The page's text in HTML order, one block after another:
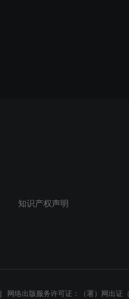
知识产权声明
网络出版服务许可证：（署）网出证